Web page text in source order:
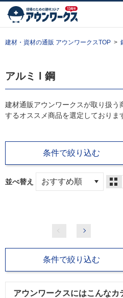
建材・資材の通販 アウンワークスTOP
アルミ l 鋼
建材通販アウンワークスが取り扱う
するオススメ商品を選定しておりま
条件で絞り込む
並べ替え
条件で絞り込む
アウンワークスにはこんなカ